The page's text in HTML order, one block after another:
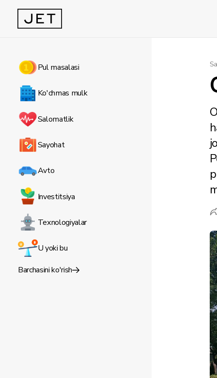
Pul masalasi
Ko'chmas mulk
Salomatlik
Sayohat
Avto
Investitsiya
Texnologiyalar
U yoki bu
Barchasini ko'rish